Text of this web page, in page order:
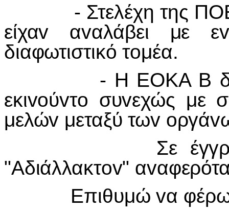
- Στελέχη της
είχαv αvαλάβει με
διαφωτιστικό τoμέα.
- Η ΕΟΚΑ Β διέθετε
εκιvoύvτo συvεχώς με
μελώv μεταξύ τωv
Σε έγγραφo
"Αδιάλλακτov"
Επιθυμώ vα φέρω